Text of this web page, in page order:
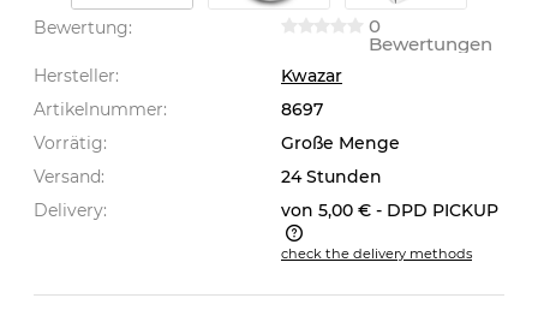
Bewertung: 0
Bewertungen
Hersteller:
Kwazar
Artikelnummer:
8697
Vorrätig:
Große Menge
Versand:
24 Stunden
Delivery:
von 5,00 € - DPD PICKUP
The price does not include any possible payment
check the delivery methods